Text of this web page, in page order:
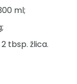
ml;
tbsp. žlica.